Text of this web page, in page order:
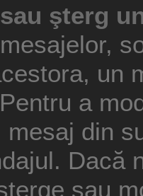
şterg
un
a
din
Dacă
sau